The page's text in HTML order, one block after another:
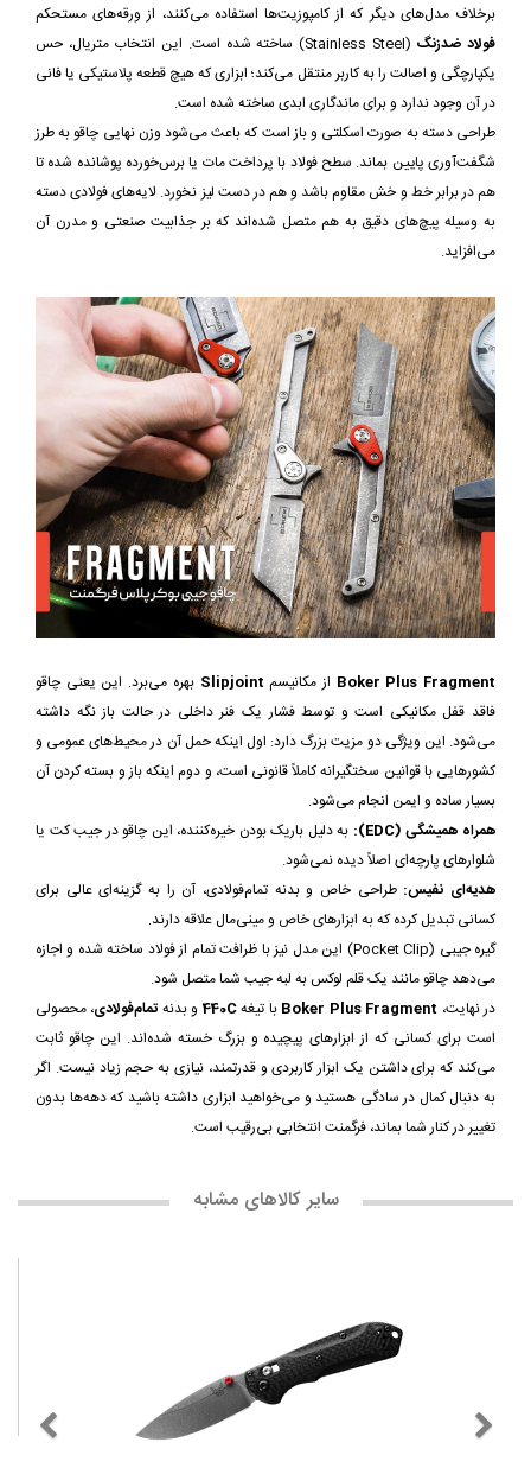
برخلاف مدل‌های دیگر که از کامپوزیت‌ها استفاده می‌کنند، از ورقه‌های مستحکم
فولاد ضدزنگ
(Stainless Steel) ساخته شده است. این انتخاب متریال، حس
یکپارچگی و اصالت را به کاربر منتقل می‌کند؛ ابزاری که هیچ قطعه پلاستیکی یا فانی
در آن وجود ندارد و برای ماندگاری ابدی ساخته شده است.
طراحی دسته به صورت اسکلتی و باز است که باعث می‌شود وزن نهایی چاقو به طرز
شگفت‌آوری پایین بماند. سطح فولاد با پرداخت مات یا برس‌خورده پوشانده شده تا
هم در برابر خط و خش مقاوم باشد و هم در دست لیز نخورد. لایه‌های فولادی دسته
به وسیله پیچ‌های دقیق به هم متصل شده‌اند که بر جذابیت صنعتی و مدرن آن
می‌افزاید.
Boker Plus Fragment از مکانیسم Slipjoint بهره می‌برد. این یعنی چاقو
فاقد قفل مکانیکی است و توسط فشار یک فنر داخلی در حالت باز نگه داشته
می‌شود. این ویژگی دو مزیت بزرگ دارد: اول اینکه حمل آن در محیط‌های عمومی و
کشورهایی با قوانین سختگیرانه کاملاً قانونی است، و دوم اینکه باز و بسته کردن آن
بسیار ساده و ایمن انجام می‌شود.
همراه همیشگی (EDC):
به دلیل باریک بودن خیره‌کننده، این چاقو در جیب کت یا
شلوارهای پارچه‌ای اصلاً دیده نمی‌شود.
هدیه‌ای نفیس: طراحی خاص و بدنه تمام‌فولادی، آن را به گزینه‌ای عالی برای
کسانی تبدیل کرده که به ابزارهای خاص و مینی‌مال علاقه دارند.
گیره جیبی (Pocket Clip) این مدل نیز با ظرافت تمام از فولاد ساخته شده و اجازه
می‌دهد چاقو مانند یک قلم لوکس به لبه جیب شما متصل شود.
در نهایت، Boker Plus Fragment با تیغه440Cو بدنه تمام‌فولادی، محصولی
است برای کسانی که از ابزارهای پیچیده و بزرگ خسته شده‌اند. این چاقو ثابت
می‌کند که برای داشتن یک ابزار کاربردی و قدرتمند، نیازی به حجم زیاد نیست. اگر
به دنبال کمال در سادگی هستید و می‌خواهید ابزاری داشته باشید که دهه‌ها بدون
تغییر در کنار شما بماند، فرگمنت انتخابی بی‌رقیب است.
سایر کالاهای مشابه